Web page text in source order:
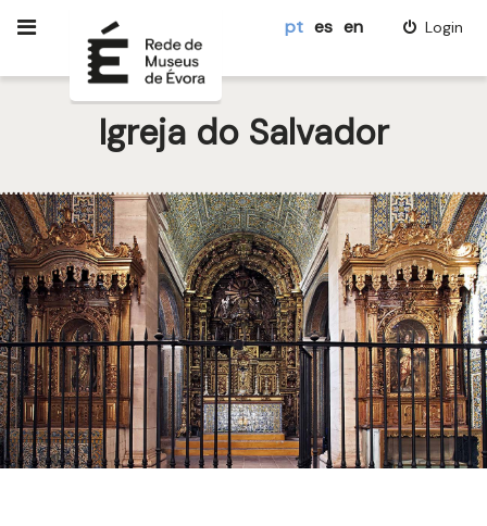
pt es en Login
Igreja do Salvador